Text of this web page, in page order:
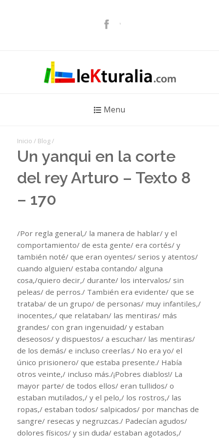
Menu
Inicio / Blog /
Un yanqui en la corte
del rey Arturo – Texto 8
– 170
/Por regla general,/ la manera de hablar/ y el
comportamiento/ de esta gente/ era cortés/ y
también noté/ que eran oyentes/ serios y atentos/
cuando alguien/ estaba contando/ alguna
cosa,/quiero decir,/ durante/ los intervalos/ sin
peleas/ de perros./ También era evidente/ que se
trataba/ de un grupo/ de personas/ muy infantiles,/
inocentes,/ que relataban/ las mentiras/ más
grandes/ con gran ingenuidad/ y estaban
deseosos/ y dispuestos/ a escuchar/ las mentiras/
de los demás/ e incluso creerlas./ No era yo/ el
único prisionero/ que estaba presente./ Había
otros veinte,/ incluso más./¡Pobres diablos!/ La
mayor parte/ de todos ellos/ eran tullidos/ o
estaban mutilados,/ y el pelo,/ los rostros,/ las
ropas,/ estaban todos/ salpicados/ por manchas de
sangre/ resecas y negruzcas./ Padecían agudos/
dolores físicos/ y sin duda/ estaban agotados,/